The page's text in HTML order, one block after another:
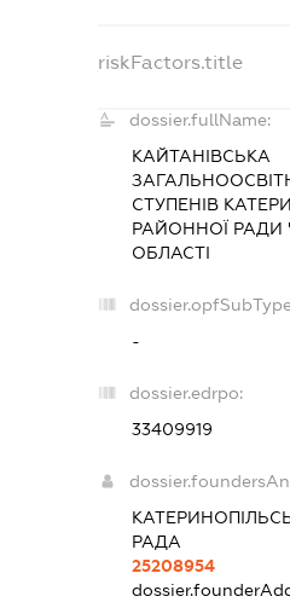
riskFactors.title
dossier.fullName:
КАЙТАНІВСЬКА
СТУПЕНІВ
РАЙОННОЇ РАДИ
ОБЛАСТІ
-
dossier.edrpo:
33409919
РАДА
25208954